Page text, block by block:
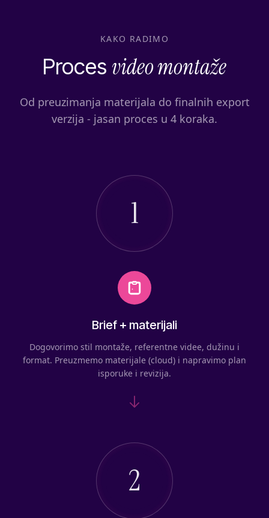
KAKO RADIMO
Proces video montaže
Od preuzimanja materijala do finalnih export
verzija - jasan proces u 4 koraka.
1
Brief + materijali
Dogovorimo stil montaže, referentne videe, dužinu i
format. Preuzmemo materijale (cloud) i napravimo plan
isporuke i revizija.
2